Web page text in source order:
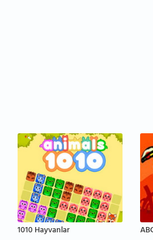
1010 Hayvanlar